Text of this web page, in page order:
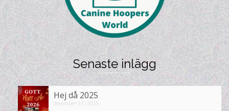
Senaste inlägg
Hej då 2025
december 31, 2025